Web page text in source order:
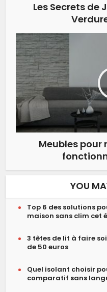
Les Secrets de
Meubles
YOU
Top 6 des solutions
maison sans clim cet
3 têtes de lit à faire
de 50 euros
Quel isolant choisir
comparatif sans